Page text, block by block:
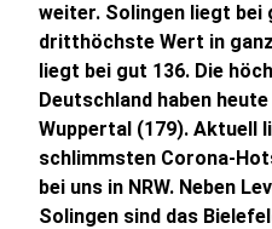
weiter. Solingen liegt bei
dritthöchste Wert in
liegt bei gut 136. Die
Deutschland haben
Wuppertal (179). Aktuell
schlimmsten Corona-
bei uns in NRW. Neben
Solingen sind das